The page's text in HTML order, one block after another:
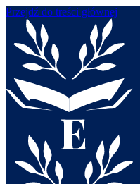
Przejdź do treści głównej